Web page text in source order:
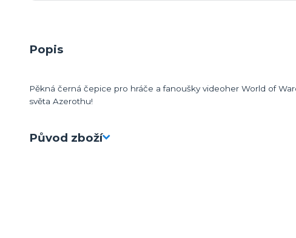
Popis
Pěkná černá čepice pro hráče a fanoušky videoher World of
světa Azerothu!
Původ zboží